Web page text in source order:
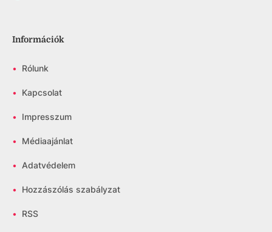
Információk
• Rólunk
• Kapcsolat
• Impresszum
• Médiaajánlat
• Adatvédelem
• Hozzászólás szabályzat
• RSS